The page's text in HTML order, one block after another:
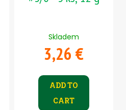
Skladem
3,26 €
ADD TO
CART